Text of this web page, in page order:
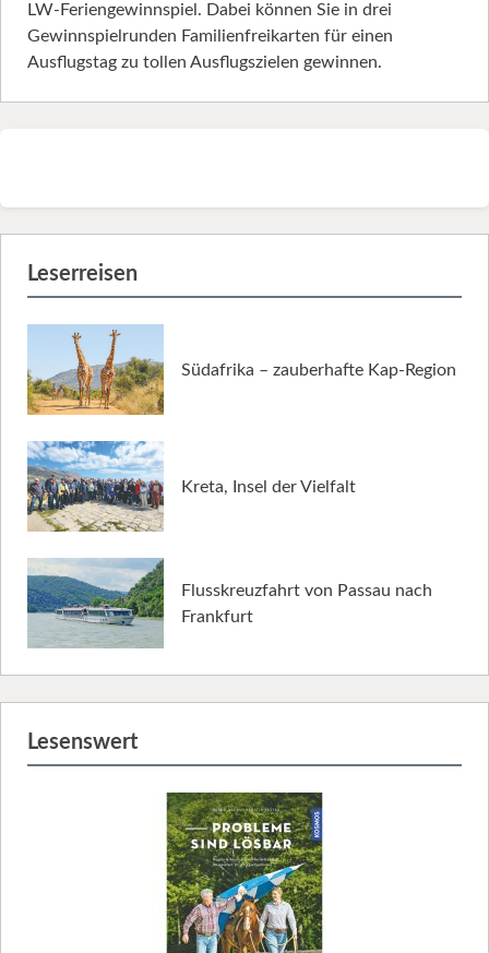
LW-Feriengewinnspiel. Dabei können Sie in drei
Gewinnspielrunden Familienfreikarten für einen
Ausflugstag zu tollen Ausflugszielen gewinnen.
Leserreisen
Südafrika – zauberhafte Kap-Region
Kreta, Insel der Vielfalt
Flusskreuzfahrt von Passau nach
Frankfurt
Lesenswert